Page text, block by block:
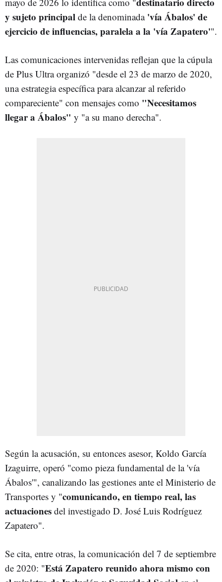
y sujeto principal de la denominada 'vía Ábalos' de
ejercicio de influencias, paralela a la 'vía Zapatero'".
Las comunicaciones intervenidas reflejan que la cúpula
de Plus Ultra organizó "desde el 23 de marzo de 2020,
una estrategia específica para alcanzar al referido
compareciente" con mensajes como "Necesitamos
llegar a Ábalos" y "a su mano derecha".
Según la acusación, su entonces asesor, Koldo García
Izaguirre, operó "como pieza fundamental de la 'vía
Ábalos'", canalizando las gestiones ante el Ministerio de
Transportes y "comunicando, en tiempo real, las
actuaciones del investigado D. José Luis Rodríguez
Zapatero".
Se cita, entre otras, la comunicación del 7 de septiembre
de 2020: "Está Zapatero reunido ahora mismo con